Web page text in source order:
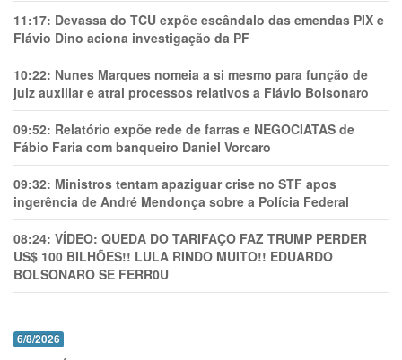
11:17: Devassa do TCU expõe escândalo das emendas PIX e
Flávio Dino aciona investigação da PF
10:22: Nunes Marques nomeia a si mesmo para função de
juiz auxiliar e atrai processos relativos a Flávio Bolsonaro
09:52: Relatório expõe rede de farras e NEGOCIATAS de
Fábio Faria com banqueiro Daniel Vorcaro
09:32: Ministros tentam apaziguar crise no STF apos
ingerência de André Mendonça sobre a Polícia Federal
08:24: VÍDEO: QUEDA DO TARIFAÇO FAZ TRUMP PERDER
US$ 100 BILHÕES!! LULA RINDO MUITO!! EDUARDO
BOLSONARO SE FERR0U
6/8/2026